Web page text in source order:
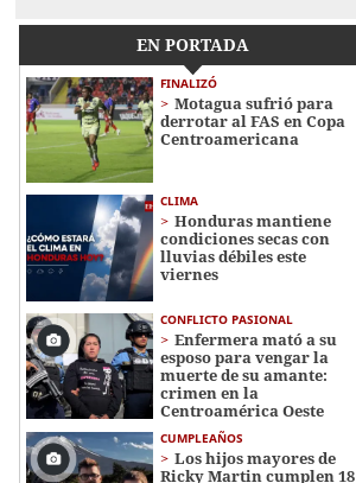
EN PORTADA
FINALIZÓ
Motagua sufrió para
derrotar al FAS en Copa
Centroamericana
CLIMA
Honduras mantiene
condiciones secas con
lluvias débiles este
viernes
CONFLICTO PASIONAL
Enfermera mató a su
esposo para vengar la
muerte de su amante:
crimen en la
Centroamérica Oeste
CUMPLEAÑOS
Los hijos mayores de
Ricky Martin cumplen 18